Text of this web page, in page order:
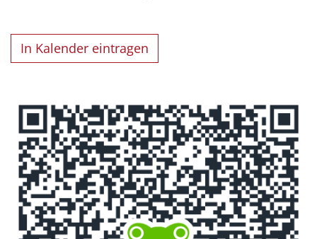
In Kalender eintragen